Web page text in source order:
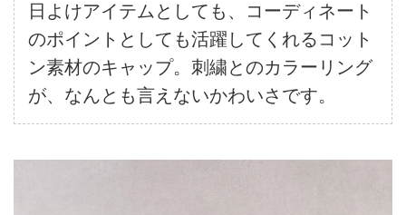
日よけアイテムとしても、コーディネート
のポイントとしても活躍してくれるコット
ン素材のキャップ。刺繍とのカラーリング
が、なんとも言えないかわいさです。